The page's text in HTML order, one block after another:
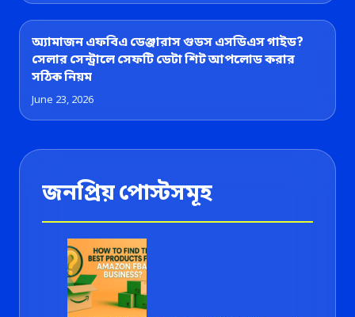
অ্যামাজন এফবিএ ডেঞ্জারাস গুডস এসডিএস গাইড?
সেলার সেন্ট্রালে সেফটি ডেটা শিট আপলোড করার
সঠিক নিয়ম
June 23, 2026
জনপ্রিয় পোস্টসমূহ